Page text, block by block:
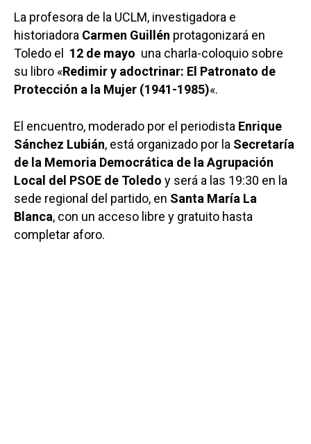
La profesora de la UCLM, investigadora e
historiadora Carmen Guillén protagonizará en
Toledo el 12 de mayo una charla-coloquio sobre
su libro «Redimir y adoctrinar: El Patronato de
Protección a la Mujer (1941-1985)«.
El encuentro, moderado por el periodista Enrique
Sánchez Lubián, está organizado por la Secretaría
de la Memoria Democrática de la Agrupación
Local del PSOE de Toledo y será a las 19:30 en la
sede regional del partido, en Santa María La
Blanca, con un acceso libre y gratuito hasta
completar aforo.